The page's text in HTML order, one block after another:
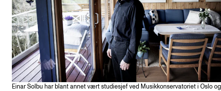
Einar Solbu har blant annet vært studiesjef ved Musikkonservatoriet i Oslo og